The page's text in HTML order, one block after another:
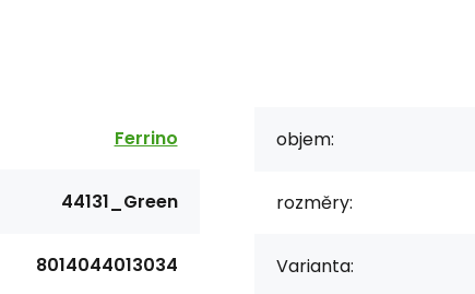
Ferrino
44131_Green
8014044013034
objem:
rozměry:
Varianta: